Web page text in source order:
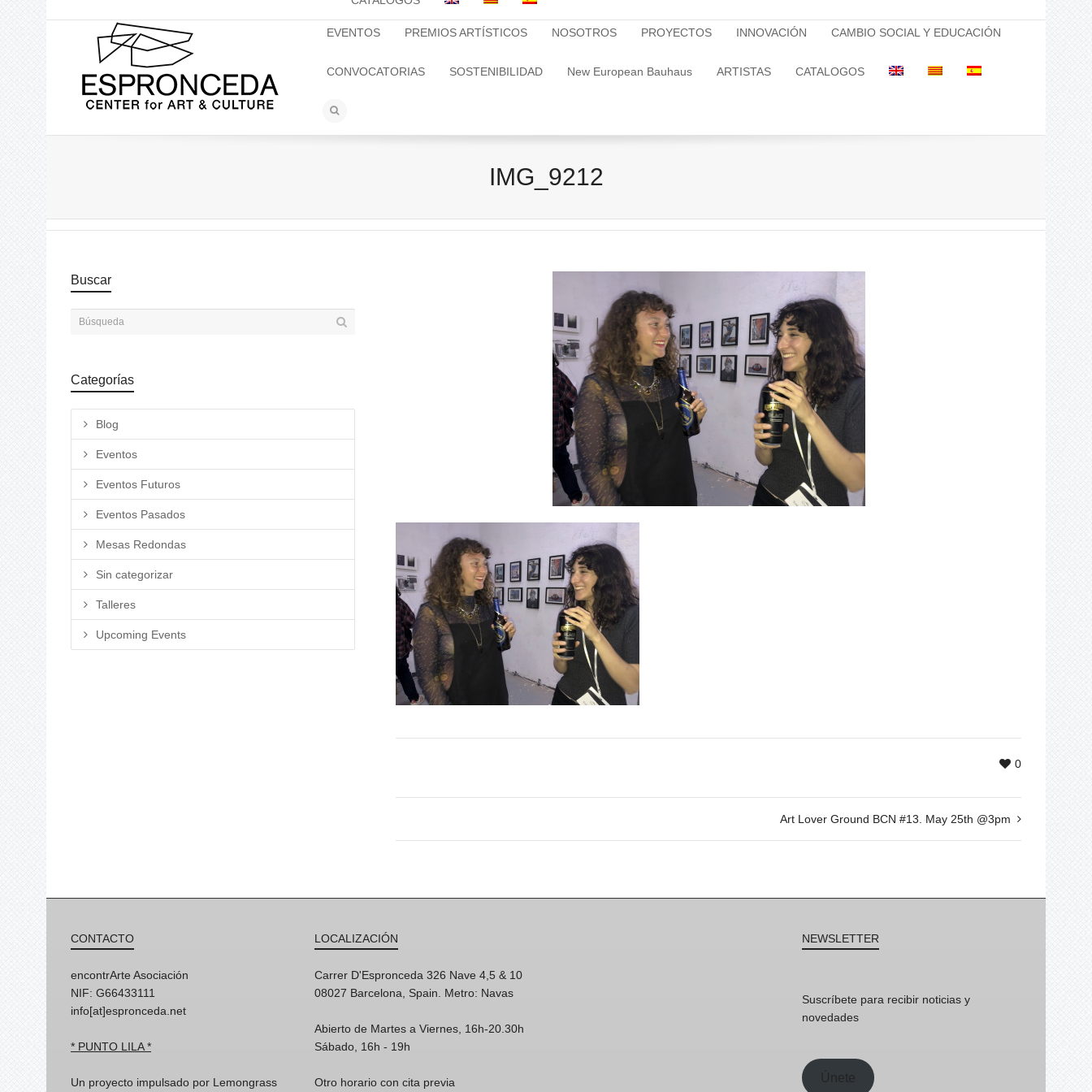
EVENTOS PREMIOS ARTÍSTICOS NOSOTROS PROYECTOS INNOVACIÓN CAMBIO SOCIAL Y EDUCACIÓN
CONVOCATORIAS SOSTENIBILIDAD New European Bauhaus ARTISTAS CATALOGOS
IMG_9212
0
Art Lover Ground BCN #13. May 25th @3pm
Buscar
Categorías
Blog
Eventos
Eventos Futuros
Eventos Pasados
Mesas Redondas
Sin categorizar
Talleres
Upcoming Events
CONTACTO
encontrArte Asociación
NIF: G66433111
info[at]espronceda.net
* PUNTO LILA *
Un proyecto impulsado por Lemongrass
LOCALIZACIÓN
Carrer D'Espronceda 326 Nave 4,5 & 10
08027 Barcelona, Spain. Metro: Navas
Abierto de Martes a Viernes, 16h-20.30h
Sábado, 16h - 19h
Otro horario con cita previa
NEWSLETTER
Suscríbete para recibir noticias y
novedades
Únete